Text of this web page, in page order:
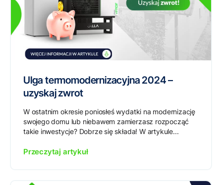
Ulga termomodernizacyjna 2024 –
uzyskaj zwrot
W ostatnim okresie poniosłeś wydatki na modernizację
swojego domu lub niebawem zamierzasz rozpocząć
takie inwestycje? Dobrze się składa! W artykule...
Przeczytaj artykuł